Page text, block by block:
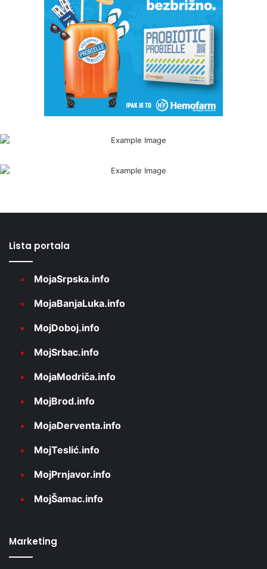
Lista portala
MojaSrpska.info
MojaBanjaLuka.info
MojDoboj.info
MojSrbac.info
MojaModriča.info
MojBrod.info
MojaDerventa.info
MojTeslić.info
MojPrnjavor.info
MojŠamac.info
Marketing